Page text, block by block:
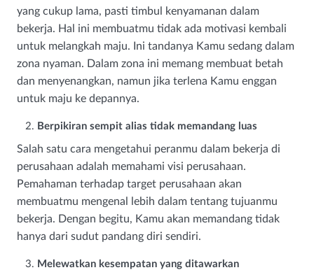
yang cukup lama, pasti timbul kenyamanan dalam
bekerja. Hal ini membuatmu tidak ada motivasi kembali
untuk melangkah maju. Ini tandanya Kamu sedang dalam
zona nyaman. Dalam zona ini memang membuat betah
dan menyenangkan, namun jika terlena Kamu enggan
untuk maju ke depannya.
Berpikiran sempit alias tidak memandang luas
Salah satu cara mengetahui peranmu dalam bekerja di
perusahaan adalah memahami visi perusahaan.
Pemahaman terhadap target perusahaan akan
membuatmu mengenal lebih dalam tentang tujuanmu
bekerja. Dengan begitu, Kamu akan memandang tidak
hanya dari sudut pandang diri sendiri.
Melewatkan kesempatan yang ditawarkan